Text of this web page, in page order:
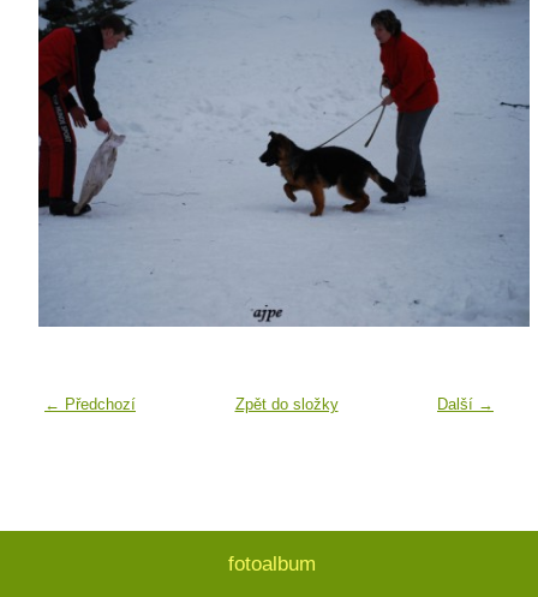
← Předchozí Další →
Zpět do složky
fotoalbum